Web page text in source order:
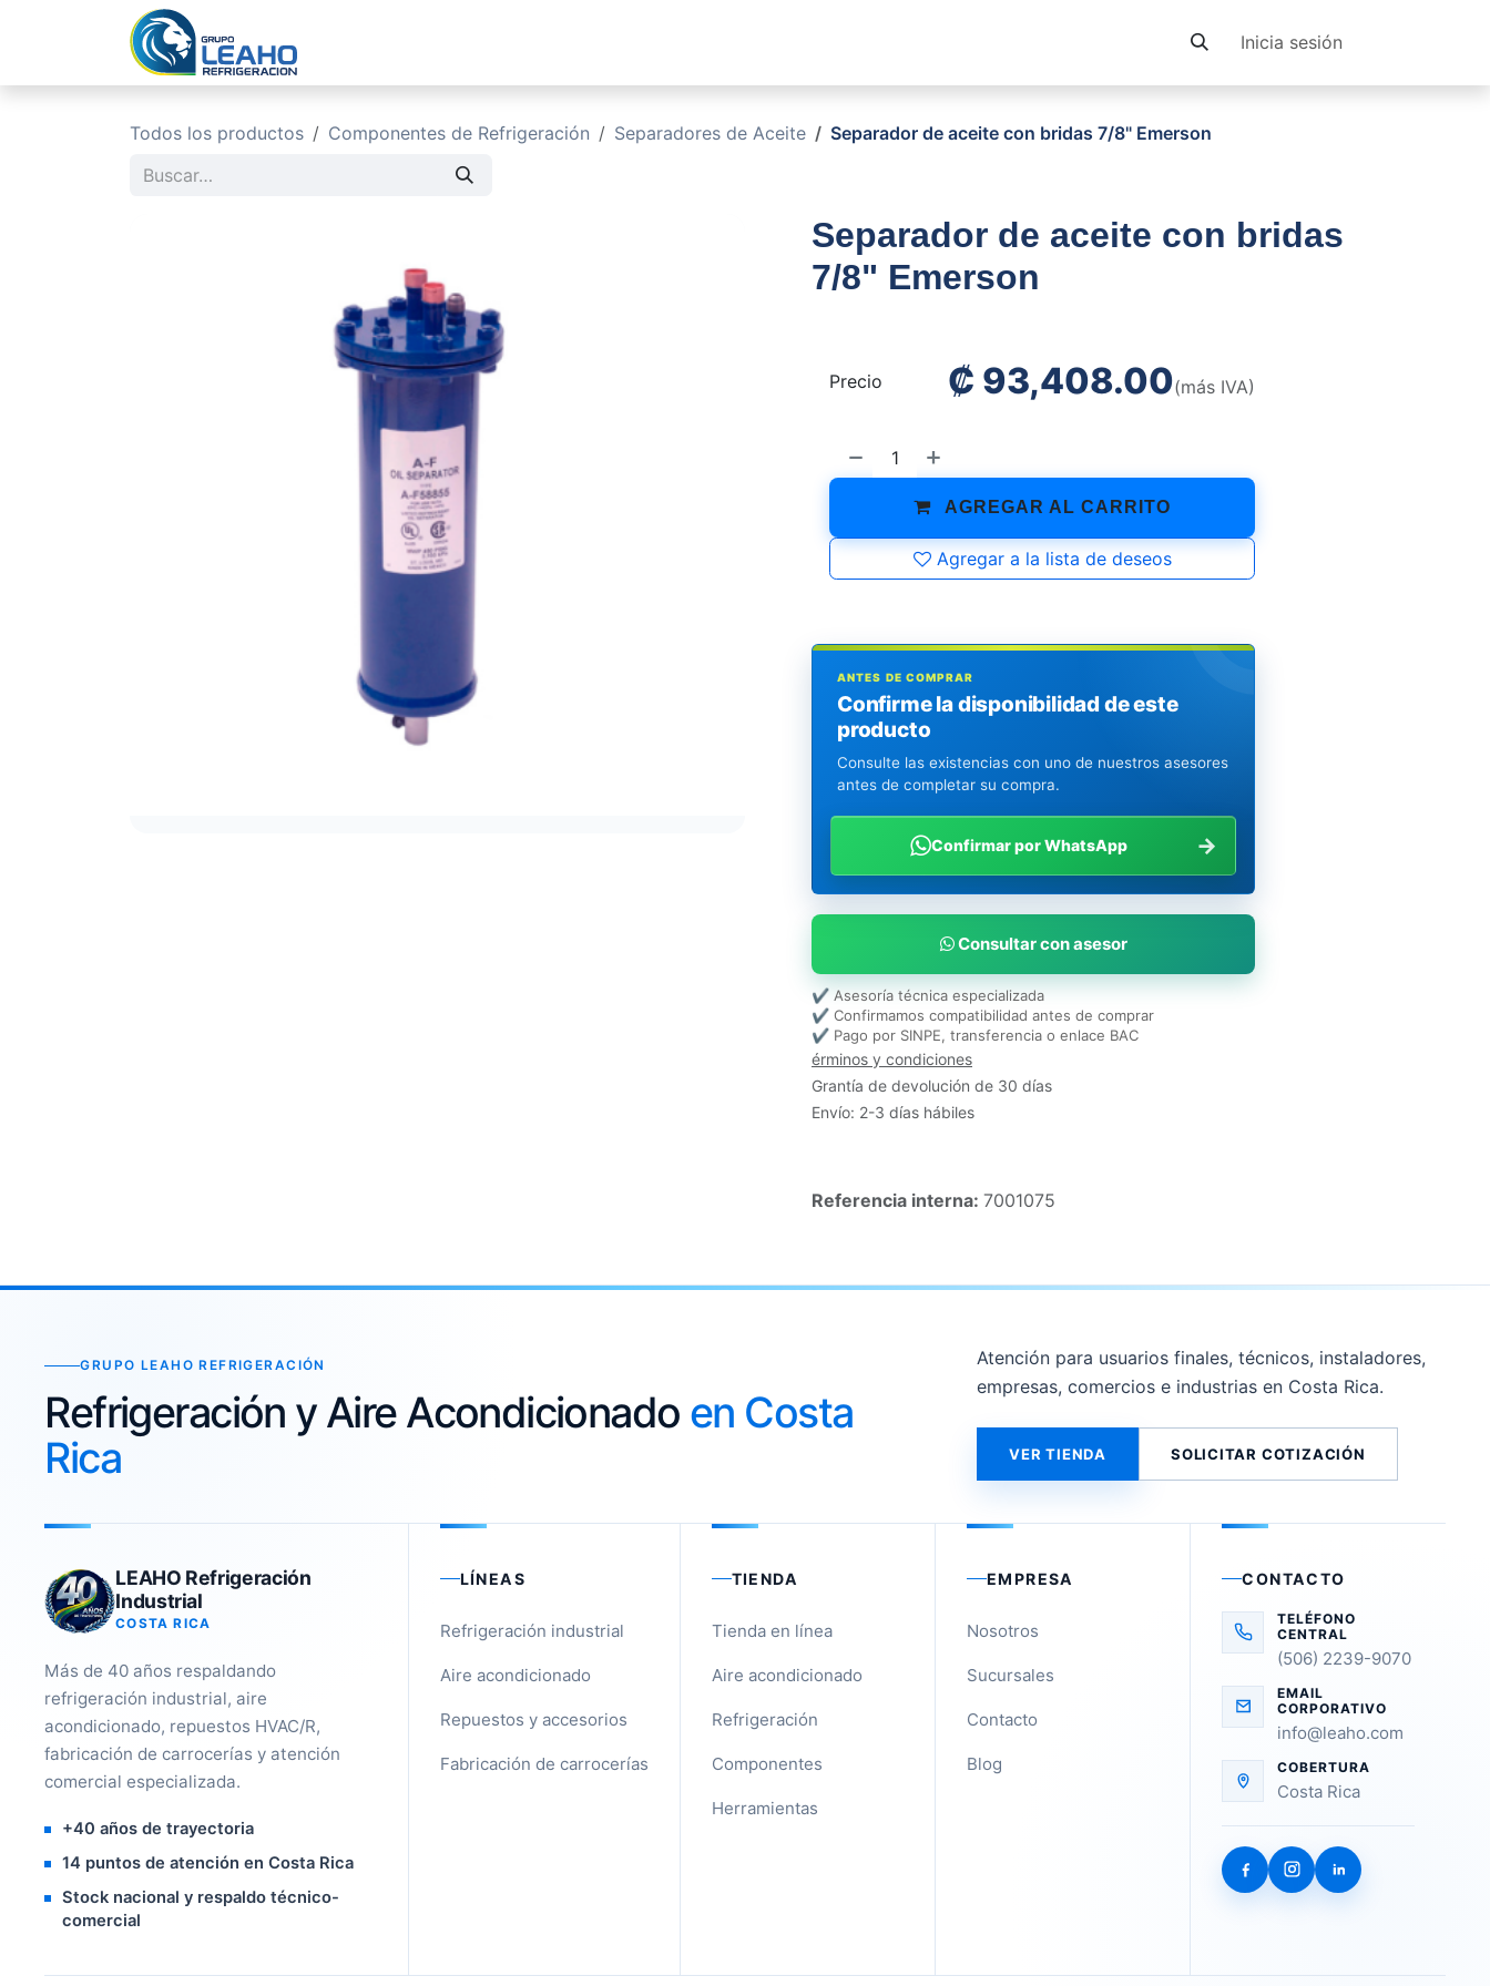
Inicia sesión
Todos los productos Componentes de Refrigeración Separadores de Aceite Separador de aceite con bridas 7/8" Emerson
Separador de aceite con bridas
7/8" Emerson
AGREGAR AL CARRITO
Agregar a la lista de deseos
Precio ₡ 93,408.00(más IVA)
ANTES DE COMPRAR
Confirme la disponibilidad de este
producto
Consulte las existencias con uno de nuestros asesores
antes de completar su compra.
Confirmar por WhatsApp →
Consultar con asesor
✔ Asesoría técnica especializada
✔ Confirmamos compatibilidad antes de comprar
✔ Pago por SINPE, transferencia o enlace BAC
érminos y condiciones
Grantía de devolución de 30 días
Envío: 2-3 días hábiles
Referencia interna: 7001075
GRUPO LEAHO REFRIGERACIÓN
Refrigeración y Aire Acondicionado en Costa
Rica
Atención para usuarios finales, técnicos, instaladores,
empresas, comercios e industrias en Costa Rica.
VER TIENDA SOLICITAR COTIZACIÓN
LEAHO Refrigeración
Industrial
COSTA RICA
Más de 40 años respaldando
refrigeración industrial, aire
acondicionado, repuestos HVAC/R,
fabricación de carrocerías y atención
comercial especializada.
+40 años de trayectoria
14 puntos de atención en Costa Rica
Stock nacional y respaldo técnico-
comercial
LÍNEAS
Refrigeración industrial
Aire acondicionado
Repuestos y accesorios
Fabricación de carrocerías
TIENDA
Tienda en línea
Aire acondicionado
Refrigeración
Componentes
Herramientas
EMPRESA
Nosotros
Sucursales
Contacto
Blog
CONTACTO
TELÉFONO
CENTRAL
(506) 2239-9070
EMAIL
CORPORATIVO
info@leaho.com
COBERTURA
Costa Rica